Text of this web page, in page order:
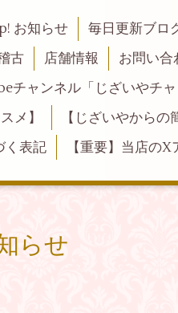
お知らせ
毎日更新ブロ
古 店舗情報
お問い合
チャンネル「じざいやチャ
メ】
【じざいやからの
く表記 【重要】当店の
らせ